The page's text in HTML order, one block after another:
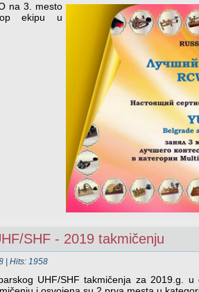
na 3. mesto
ekipu u
SHF - 2019 takmičenju
| Hits: 1958
UHF/SHF takmičenja za 2019.g.